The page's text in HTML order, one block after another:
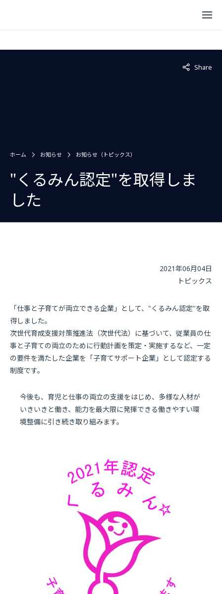
ホーム お知らせ お知らせ（トピックス）
"くるみん認定"を取得しま
した
Share
Not
2021年06月04日
トピックス
「仕事と子育てが両立できる企業」として、"くるみん認定"を取
得しました。
次世代育成支援対策推進法（次世代法）に基づいて、従業員の仕
事と子育ての両立のために行動計画を策定・実施するなど、一定
の要件を満たした企業を「子育てサポート企業」として認定する
制度です。
今後も、育児と仕事の両立の支援をはじめ、多様な人材が
いきいきと働き、能力を最大限に発揮できる働きやすい環
境整備に引き続き取り組みます。